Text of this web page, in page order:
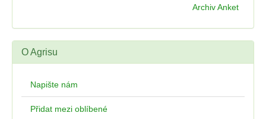
Archiv Anket
O Agrisu
Napište nám
Přidat mezi oblíbené